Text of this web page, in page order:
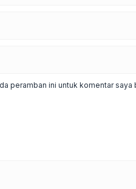
peramban ini untuk komentar saya